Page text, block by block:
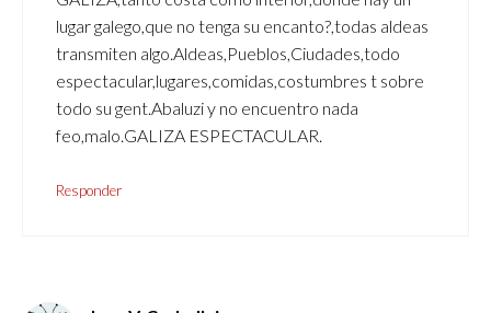
lugar galego,que no tenga su encanto?,todas aldeas
transmiten algo.Aldeas,Pueblos,Ciudades,todo
espectacular,lugares,comidas,costumbres t sobre
todo su gent.Abaluzi y no encuentro nada
feo,malo.GALIZA ESPECTACULAR.
Responder